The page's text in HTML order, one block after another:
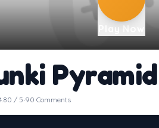
Play Now
Pyramid
/ 5·90 Comments